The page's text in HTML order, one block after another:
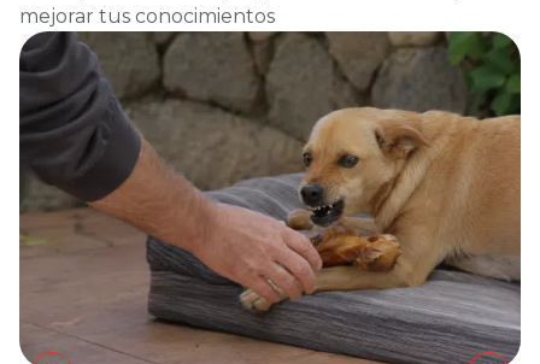
mejorar tus conocimientos